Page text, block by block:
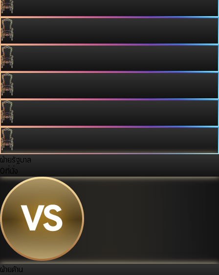
ฝ่ายรัฐบาล
0ที่นั่ง
ฝ่ายค้าน